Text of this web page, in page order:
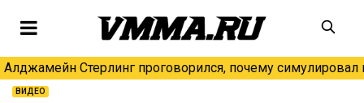
Алджамейн Стерлинг проговорился, почему симулировал
ВИДЕО